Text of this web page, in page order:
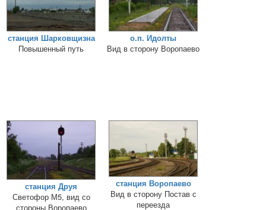
станция Шарковщизна
Повышенный путь
о.п. Идолты
Вид в сторону Воропаево
станция Друя
Светофор М5, вид со
стороны Воропаево
станция Воропаево
Вид в сторону Постав с
переезда